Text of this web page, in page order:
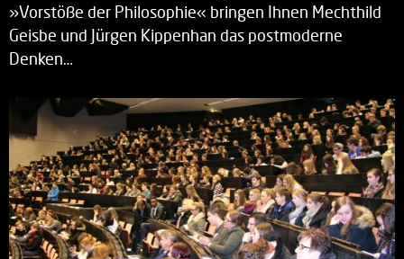
»Vorstöße der Philosophie« bringen Ihnen Mechthild
Geisbe und Jürgen Kippenhan das postmoderne
Denken…